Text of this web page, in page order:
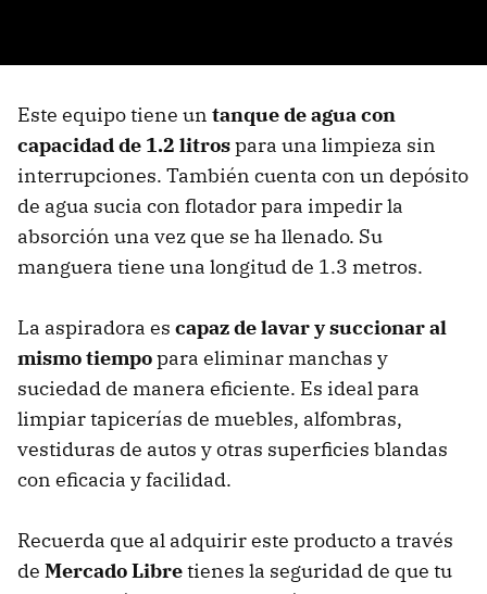
Este equipo tiene un tanque de agua con
capacidad de 1.2 litrospara una limpieza sin
interrupciones. También cuenta con un depósito
de agua sucia con flotador para impedir la
absorción una vez que se ha llenado. Su
manguera tiene una longitud de 1.3 metros.
La aspiradora es capaz de lavar y succionar al
mismo tiempopara eliminar manchas y
suciedad de manera eficiente. Es ideal para
limpiar tapicerías de muebles, alfombras,
vestiduras de autos y otras superficies blandas
con eficacia y facilidad.
Recuerda que al adquirir este producto a través
de Mercado Libretienes la seguridad de que tu